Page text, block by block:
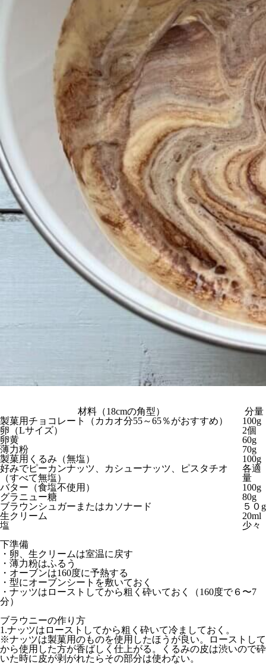
材料（18cmの角型）
分量
製菓用チョコレート（カカオ分55～65％がおすすめ）
100g
卵（Lサイズ）
2個
卵黄
60g
薄力粉
70g
製菓用くるみ（無塩）
100g
好みでピーカンナッツ、カシューナッツ、ピスタチオ
（すべて無塩）
各適
量
バター（食塩不使用）
100g
グラニュー糖
80g
ブラウンシュガーまたはカソナード
５０g
生クリーム
20ml
塩
少々
下準備
・卵、生クリームは室温に戻す
・薄力粉はふるう
・オーブンは160度に予熱する
・型にオーブンシートを敷いておく
・ナッツはローストしてから粗く砕いておく（160度で６〜7
分）
ブラウニーの作り方
1.ナッツはローストしてから粗く砕いて冷ましておく。
※ナッツは製菓用のものを使用したほうが良い。ローストして
から使用した方が香ばしく仕上がる。くるみの皮は渋いので砕
いた時に皮が剥がれたらその部分は使わない。